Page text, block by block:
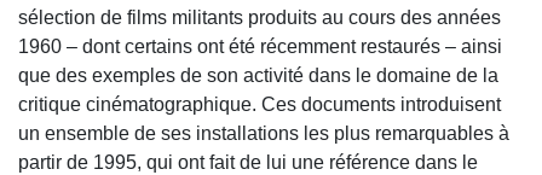
sélection de films militants produits au cours des années
1960 – dont certains ont été récemment restaurés – ainsi
que des exemples de son activité dans le domaine de la
critique cinématographique. Ces documents introduisent
un ensemble de ses installations les plus remarquables à
partir de 1995, qui ont fait de lui une référence dans le